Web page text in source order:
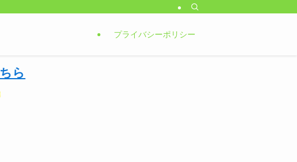
プライバシーポリシー
ら